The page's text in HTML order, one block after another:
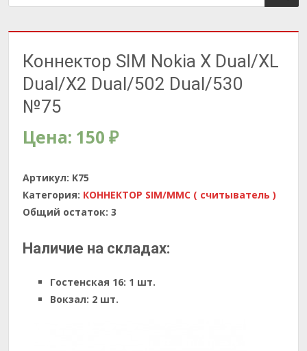
Коннектор SIM Nokia X Dual/XL
Dual/X2 Dual/502 Dual/530
№75
Цена: 150 ₽
Артикул: K75
Категория: КОННЕКТОР SIM/MMC ( считыватель )
Общий остаток: 3
Наличие на складах:
Гостенская 16: 1 шт.
Вокзал: 2 шт.